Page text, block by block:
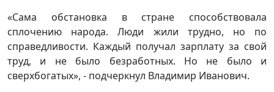
«Сама обстановка в стране способствовала
сплочению народа. Люди жили трудно, но по
справедливости. Каждый получал зарплату за свой
труд, и не было безработных. Но не было и
сверхбогатых», - подчеркнул Владимир Иванович.